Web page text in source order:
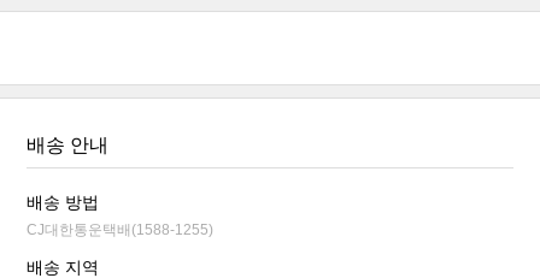
배송 안내
배송 방법
CJ대한통운택배(1588-1255)
배송 지역